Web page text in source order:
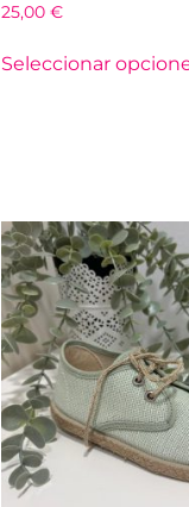
25,00€
Seleccionar